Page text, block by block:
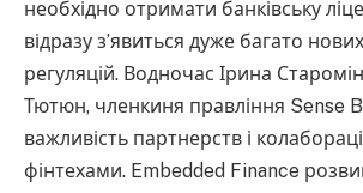
необхідно отримати банківську
відразу з’явиться дуже багато
регуляцій. Водночас Ірина
Тютюн, членкиня правління Sense
важливість партнерств і
фінтехами. Embedded Finance